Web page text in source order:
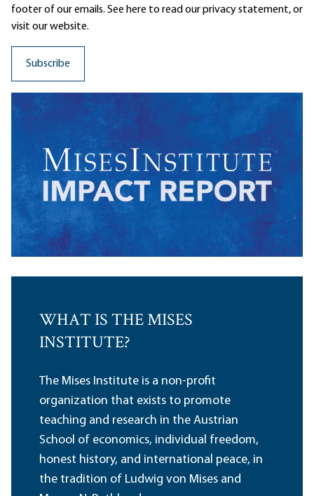
footer of our emails. See here to read ourprivacy statement, or
visit our website.
WHAT IS THE MISES
INSTITUTE?
The Mises Institute is a non-profit
organization that exists to promote
teaching and research in the Austrian
School of economics, individual freedom,
honest history, and international peace, in
the tradition of Ludwig von Mises and